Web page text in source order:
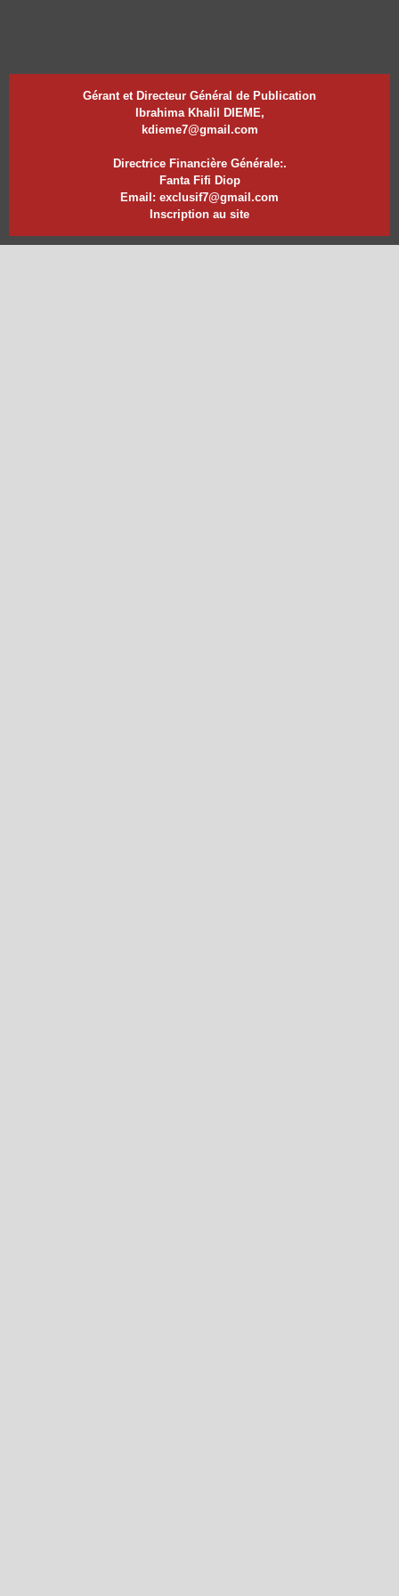
Gérant et Directeur Général de Publication
Ibrahima Khalil DIEME,
kdieme7@gmail.com
Directrice Financière Générale:.
Fanta Fifi Diop
Email: exclusif7@gmail.com
Inscription au site